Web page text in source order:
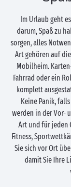
Im Urlaub geht
darum, Spaß zu
sorgen, alles
Art gehören auf
Mobilheim.
Fahrrad oder ein
komplett
Keine Panik,
werden in der Vor-
Art und für jeden
Fitness,
Sie sich vor Ort
damit Sie Ihre